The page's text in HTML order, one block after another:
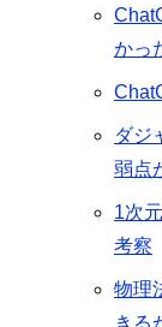
かっ
ダジ
弱点
1次
考察
物理
きる